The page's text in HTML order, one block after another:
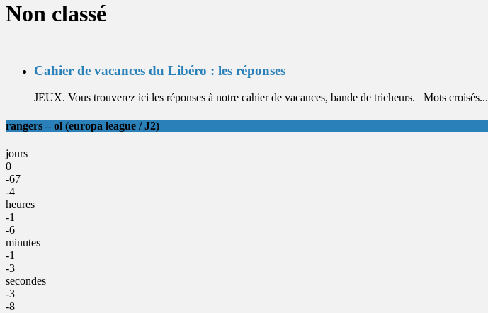
Non classé
Cahier de vacances du Libéro : les réponses
JEUX. Vous trouverez ici les réponses à notre cahier de vacances, bande de tricheurs. Mots croisés...
rangers – ol (europa league / J2)
jours
0
-67
-4
heures
-1
-6
minutes
-1
-3
secondes
-3
-8